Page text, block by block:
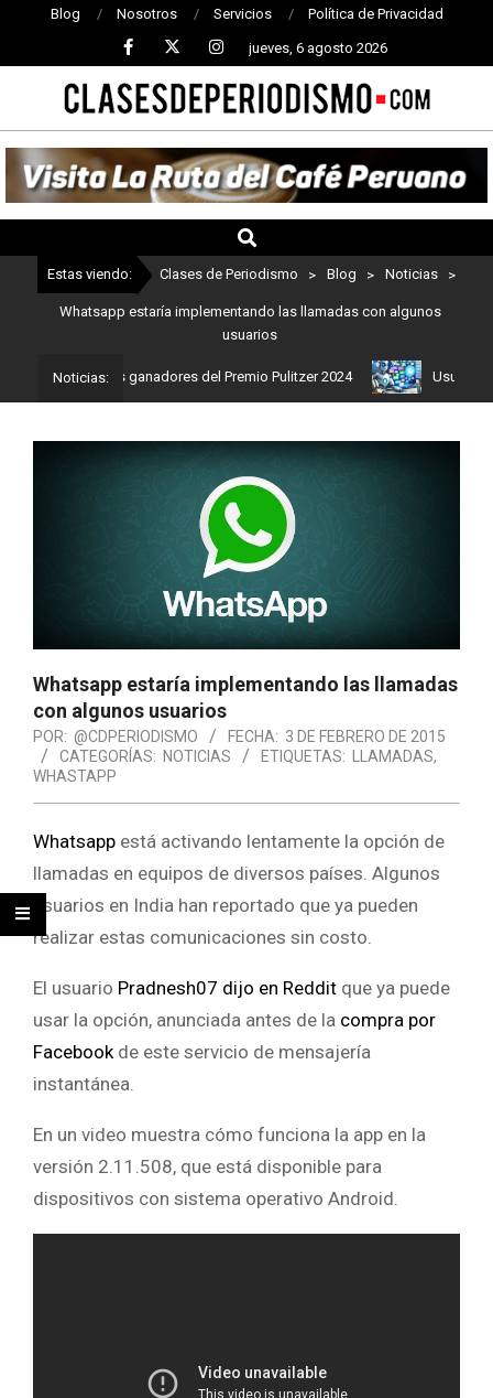
Blog Nosotros Servicios Política de Privacidad
jueves, 6 agosto 2026
CLASES
DE
PERIODISMO
Estas viendo: Clases de Periodismo > Blog > Noticias >
Whatsapp estaría implementando las llamadas con algunos
usuarios
Noticias:
Estos son los ganadores del Premio Pulitzer 2024 Usuarios de
Whatsapp estaría implementando las llamadas
con algunos usuarios
POR: @CDPERIODISMO FECHA: 3 DE FEBRERO DE 2015
CATEGORÍAS: NOTICIAS ETIQUETAS: LLAMADAS,
WHASTAPP
Whatsapp está activando lentamente la opción de
llamadas en equipos de diversos países. Algunos
usuarios en India han reportado que ya pueden
realizar estas comunicaciones sin costo.
El usuario Pradnesh07 dijo en Reddit que ya puede
usar la opción, anunciada antes de la compra por
Facebookde este servicio de mensajería
instantánea.
En un video muestra cómo funciona la app en la
versión 2.11.508, que está disponible para
dispositivos con sistema operativo Android.